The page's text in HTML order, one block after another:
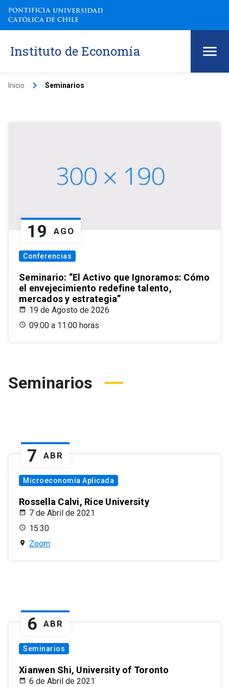
Instituto de Economía
Inicio keyboard_arrow_right Seminarios
19 AGO
Conferencias
Seminario: “El Activo que Ignoramos: Cómo
el envejecimiento redefine talento,
mercados y estrategia”
19 de Agosto de 2026
09:00 a 11:00 horas
Seminarios
7 ABR
Microeconomía Aplicada
Rossella Calvi, Rice University
7 de Abril de 2021
15:30
Zoom
6 ABR
Seminarios
Xianwen Shi, University of Toronto
6 de Abril de 2021